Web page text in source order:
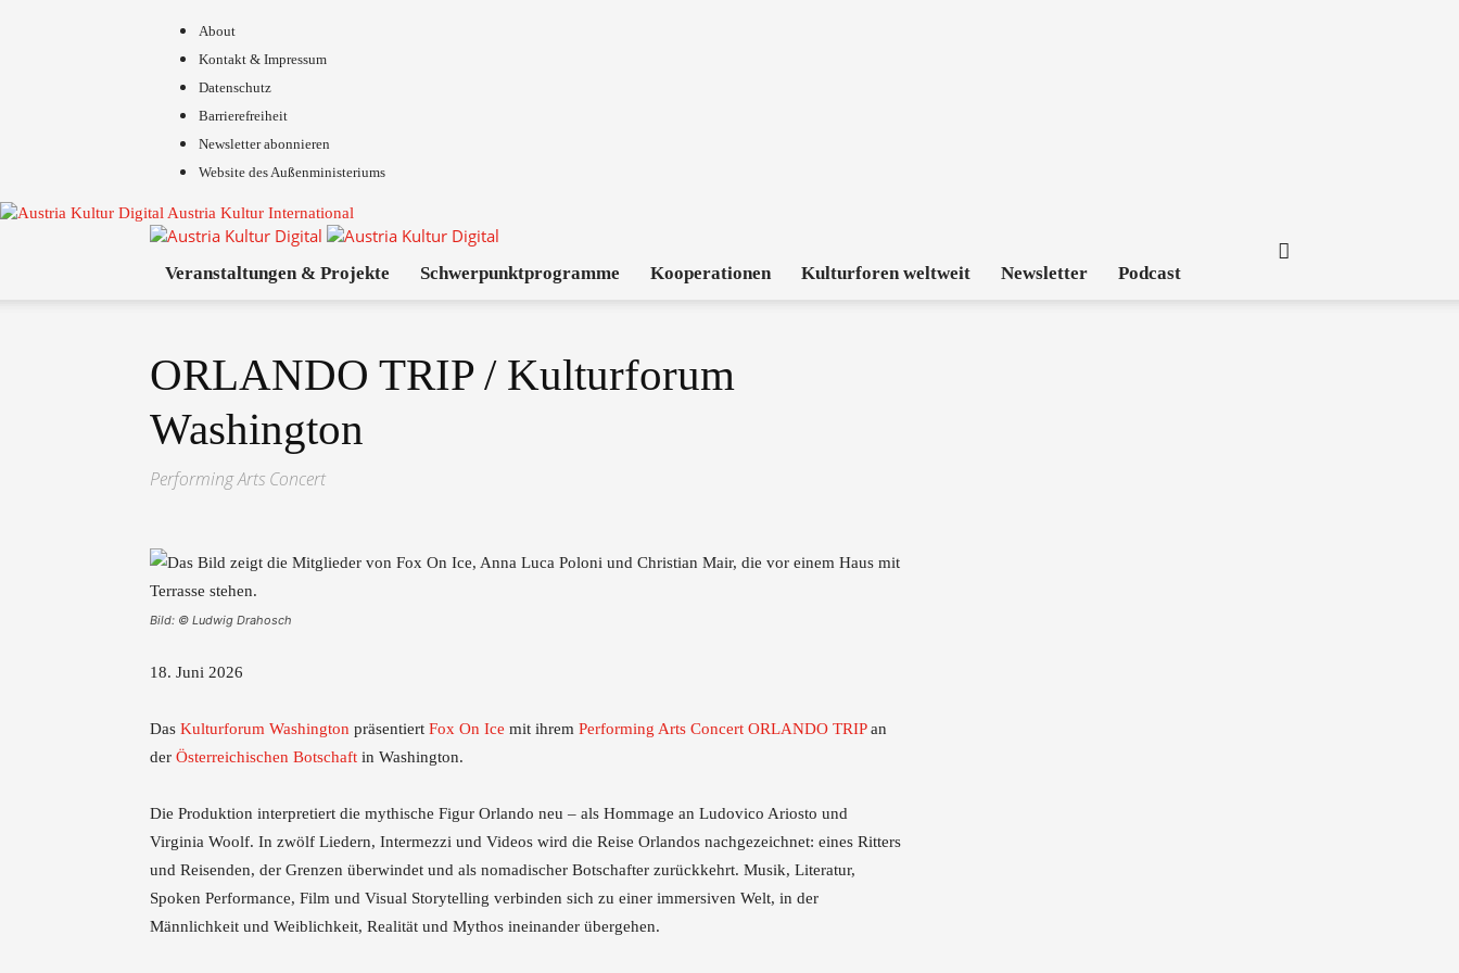
About
Kontakt & Impressum
Datenschutz
Barrierefreiheit
Newsletter abonnieren
Website des Außenministeriums
Austria Kultur International
Veranstaltungen & Projekte Schwerpunktprogramme Kooperationen Kulturforen weltweit Newsletter Podcast
ORLANDO TRIP / Kulturforum
Washington
Performing Arts Concert
Bild: © Ludwig Drahosch
18. Juni 2026
Das Kulturforum Washington präsentiert Fox On Ice mit ihrem Performing Arts Concert ORLANDO TRIPan
der Österreichischen Botschaft in Washington.
Die Produktion interpretiert die mythische Figur Orlando neu – als Hommage an Ludovico Ariosto und
Virginia Woolf. In zwölf Liedern, Intermezzi und Videos wird die Reise Orlandos nachgezeichnet: eines Ritters
und Reisenden, der Grenzen überwindet und als nomadischer Botschafter zurückkehrt. Musik, Literatur,
Spoken Performance, Film und Visual Storytelling verbinden sich zu einer immersiven Welt, in der
Männlichkeit und Weiblichkeit, Realität und Mythos ineinander übergehen.